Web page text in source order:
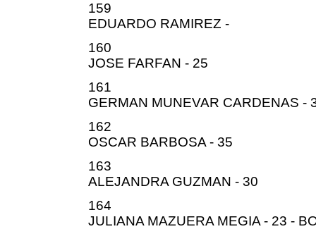
159
EDUARDO RAMIREZ -
160
JOSE FARFAN - 25
161
GERMAN MUNEVAR CARDENAS -
162
OSCAR BARBOSA - 35
163
ALEJANDRA GUZMAN - 30
164
JULIANA MAZUERA MEGIA - 23 -